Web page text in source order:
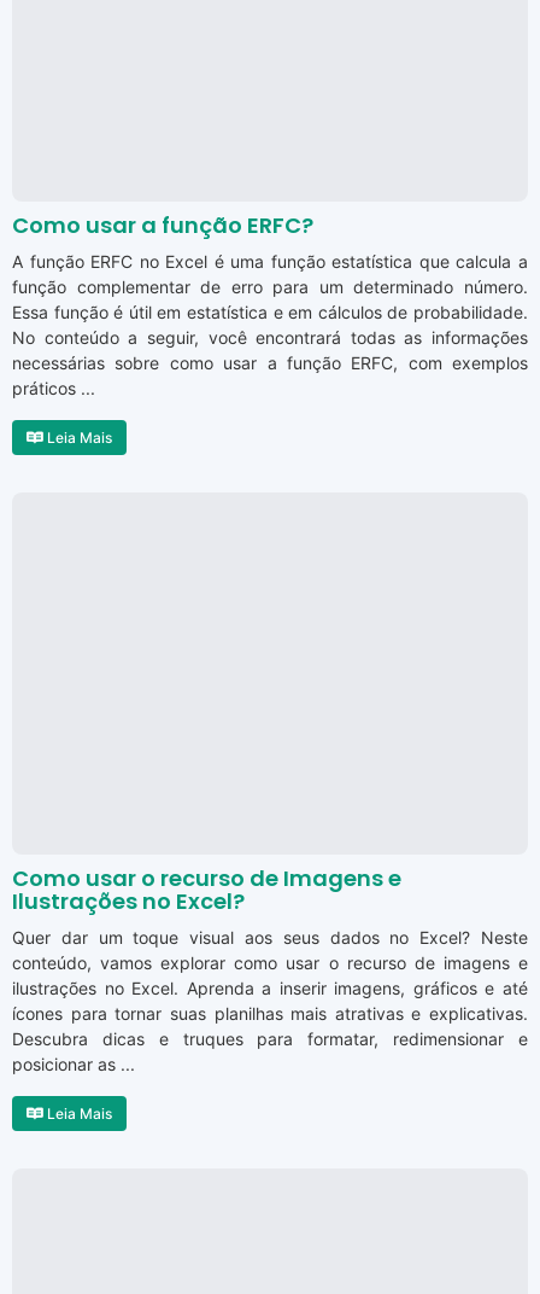
Como usar a função ERFC?
A função ERFC no Excel é uma função estatística que calcula a
função complementar de erro para um determinado número.
Essa função é útil em estatística e em cálculos de probabilidade.
No conteúdo a seguir, você encontrará todas as informações
necessárias sobre como usar a função ERFC, com exemplos
práticos ...
Leia Mais
Como usar o recurso de Imagens e
Ilustrações no Excel?
Quer dar um toque visual aos seus dados no Excel? Neste
conteúdo, vamos explorar como usar o recurso de imagens e
ilustrações no Excel. Aprenda a inserir imagens, gráficos e até
ícones para tornar suas planilhas mais atrativas e explicativas.
Descubra dicas e truques para formatar, redimensionar e
posicionar as ...
Leia Mais